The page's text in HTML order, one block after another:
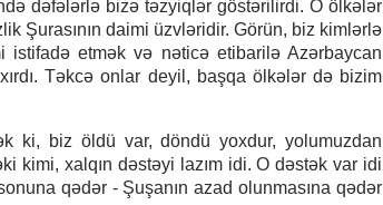
dəfələrlə bizə təzyiqlər göstərilirdi. O ölkələr
Şurasının daimi üzvləridir. Görün, biz kimlərlə
istifadə etmək və nəticə etibarilə Azərbaycan
Təkcə onlar deyil, başqa ölkələr də bizim
ki, biz öldü var, döndü yoxdur, yolumuzdan
kimi, xalqın dəstəyi lazım idi. O dəstək var idi
qədər - Şuşanın azad olunmasına qədər